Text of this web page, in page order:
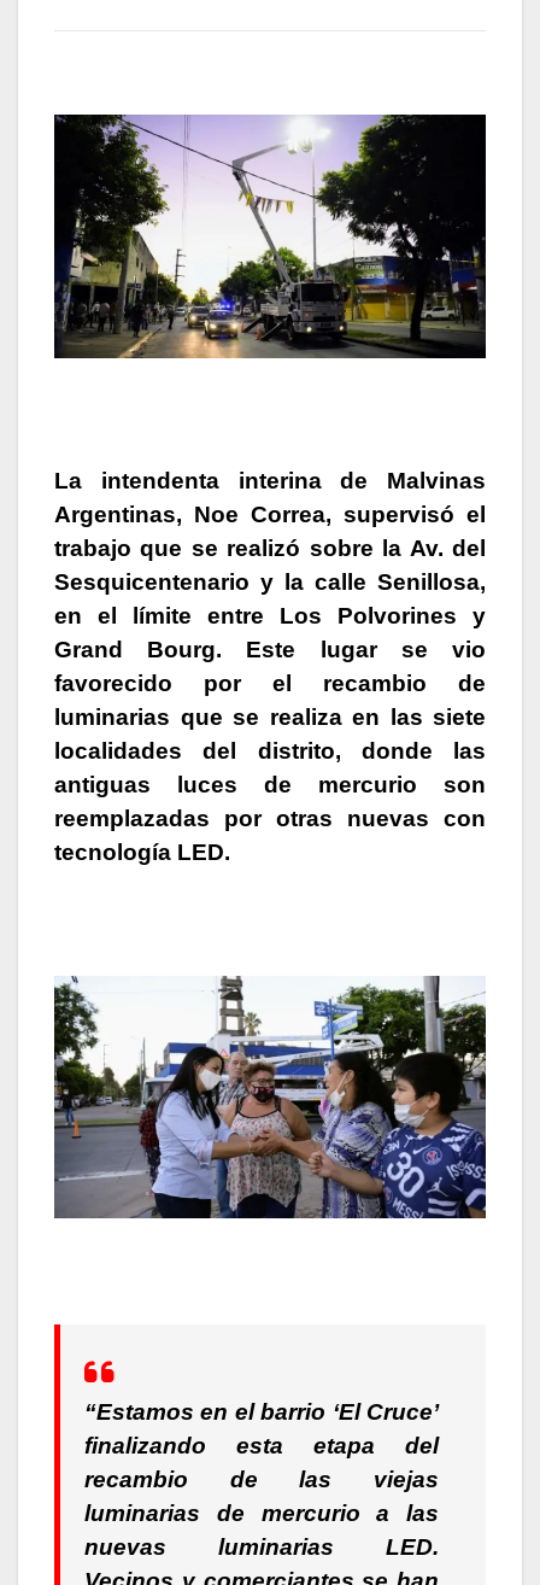
La intendenta interina de Malvinas
Argentinas, Noe Correa, supervisó el
trabajo que se realizó sobre la Av. del
Sesquicentenario y la calle Senillosa,
en el límite entre Los Polvorines y
Grand Bourg. Este lugar se vio
favorecido por el recambio de
luminarias que se realiza en las siete
localidades del distrito, donde las
antiguas luces de mercurio son
reemplazadas por otras nuevas con
tecnología LED.
“Estamos en el barrio ‘El Cruce’
finalizando esta etapa del
recambio de las viejas
luminarias de mercurio a las
nuevas luminarias LED.